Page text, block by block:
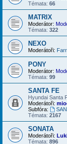
Témata: 66
MATRIX
Moderátor:
Témata: 322
NEXO
Moderátoři:
PONY
Moderátor:
Témata: 99
SANTA FE
Hyundai Santa
Moderátoři:
Subfóra:
Témata: 2167
SONATA
Moderátoři:
Témata: 896